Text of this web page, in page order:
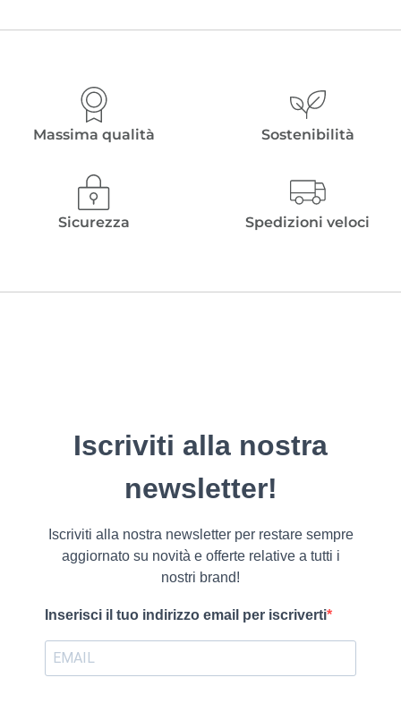
Massima qualità Sostenibilità
Sicurezza Spedizioni veloci
Iscriviti alla nostra
newsletter!
Iscriviti alla nostra newsletter per restare sempre
aggiornato su novità e offerte relative a tutti i
nostri brand!
Inserisci il tuo indirizzo email per iscriverti